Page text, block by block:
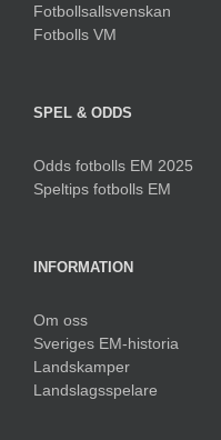
Fotbollsallsvenskan
Fotbolls VM
SPEL & ODDS
Odds fotbolls EM 2025
Speltips fotbolls EM
INFORMATION
Om oss
Sveriges EM-historia
Landskamper
Landslagsspelare